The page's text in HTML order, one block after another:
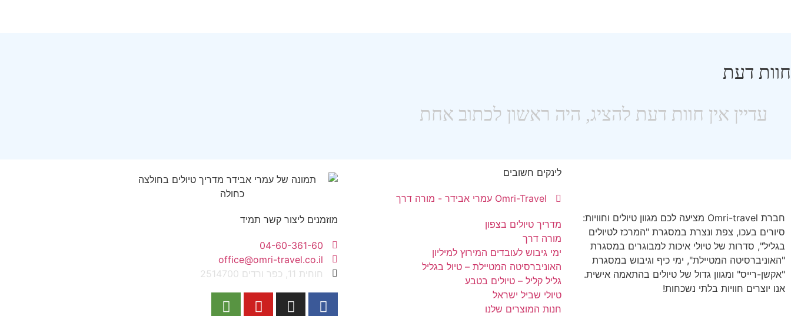
חוות דעת
חברת Omri-travel מציעה לכם מגוון טיולים וחוויות:
סיורים בעכו, צפת ונצרת במסגרת "המרכז לטיולים
בגליל", סדרות של טיולי איכות למבוגרים במסגרת
"האוניברסיטה המטיילת", ימי כיף וגיבוש במסגרת
"אקשן-רייס" ומגוון גדול של טיולים בהתאמה אישית.
אנו יוצרים חוויות בלתי נשכחות!
לינקים חשובים
Omri-Travel עמרי אבידר - מורה דרך
מדריך טיולים בצפון
מורה דרך
ימי גיבוש לעובדים המירוץ למיליון
האוניברסיטה המטיילת – טיול בגליל
גליל קליל – טיולים בטבע
טיולי שביל ישראל
חנות המוצרים שלנו
מוזמנים ליצור קשר תמיד
04-60-361-60
office@omri-travel.co.il
חוחית 11, כפר ורדים 2514700